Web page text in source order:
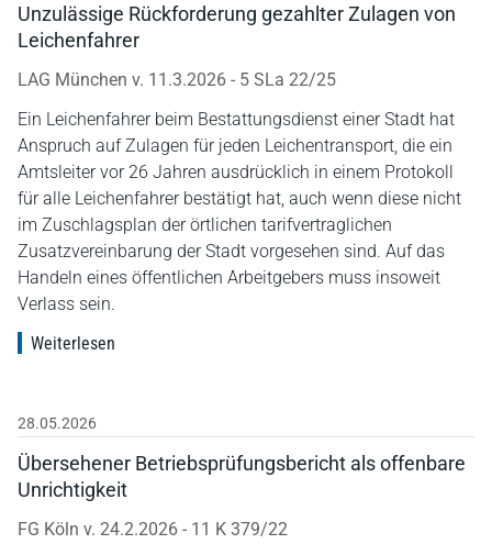
Unzulässige Rückforderung gezahlter Zulagen von
Leichenfahrer
LAG München v. 11.3.2026 - 5 SLa 22/25
Ein Leichenfahrer beim Bestattungsdienst einer Stadt hat
Anspruch auf Zulagen für jeden Leichentransport, die ein
Amtsleiter vor 26 Jahren ausdrücklich in einem Protokoll
für alle Leichenfahrer bestätigt hat, auch wenn diese nicht
im Zuschlagsplan der örtlichen tarifvertraglichen
Zusatzvereinbarung der Stadt vorgesehen sind. Auf das
Handeln eines öffentlichen Arbeitgebers muss insoweit
Verlass sein.
Weiterlesen
28.05.2026
Übersehener Betriebsprüfungsbericht als offenbare
Unrichtigkeit
FG Köln v. 24.2.2026 - 11 K 379/22